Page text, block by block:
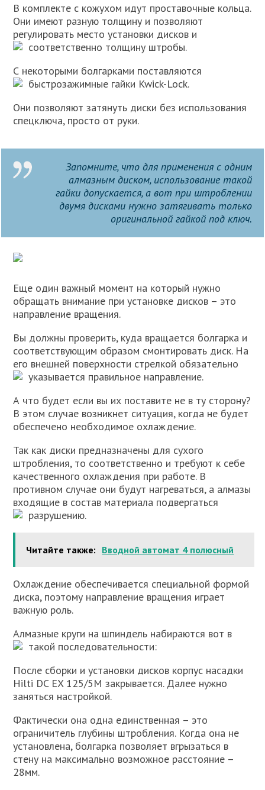
В комплекте с кожухом идут проставочные кольца.
Они имеют разную толщину и позволяют
регулировать место установки дисков и
соответственно толщину штробы.
С некоторыми болгарками поставляются
быстрозажимные гайки Kwick-Lock.
Они позволяют затянуть диски без использования
спецключа, просто от руки.
Запомните, что для применения с одним
алмазным диском, использование такой
гайки допускается, а вот при штроблении
двумя дисками нужно затягивать только
оригинальной гайкой под ключ.
Еще один важный момент на который нужно
обращать внимание при установке дисков – это
направление вращения.
Вы должны проверить, куда вращается болгарка и
соответствующим образом смонтировать диск. На
его внешней поверхности стрелкой обязательно
указывается правильное направление.
А что будет если вы их поставите не в ту сторону?
В этом случае возникнет ситуация, когда не будет
обеспечено необходимое охлаждение.
Так как диски предназначены для сухого
штробления, то соответственно и требуют к себе
качественного охлаждения при работе. В
противном случае они будут нагреваться, а алмазы
входящие в состав материала подвергаться
разрушению.
Читайте также: Вводной автомат 4 полюсный
Охлаждение обеспечивается специальной формой
диска, поэтому направление вращения играет
важную роль.
Алмазные круги на шпиндель набираются вот в
такой последовательности:
После сборки и установки дисков корпус насадки
Hilti DC EX 125/5М закрывается. Далее нужно
заняться настройкой.
Фактически она одна единственная – это
ограничитель глубины штробления. Когда она не
установлена, болгарка позволяет вгрызаться в
стену на максимально возможное расстояние –
28мм.